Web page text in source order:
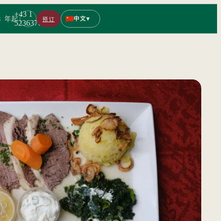
年起+43 1
5236376 预订 中文▾